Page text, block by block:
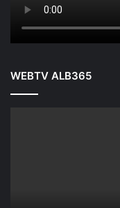
WEBTV ALB365